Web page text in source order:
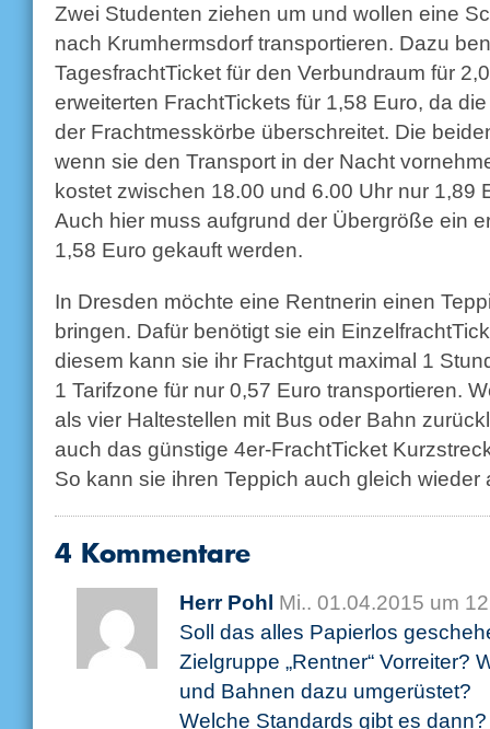
Zwei Studenten ziehen um und wollen eine
nach Krumhermsdorf transportieren. Dazu
TagesfrachtTicket für den Verbundraum für
erweiterten FrachtTickets für 1,58 Euro, da
der Frachtmesskörbe überschreitet. Die
wenn sie den Transport in der Nacht
kostet zwischen 18.00 und 6.00 Uhr nur 1,89
Auch hier muss aufgrund der Übergröße ein
1,58 Euro gekauft werden.
In Dresden möchte eine Rentnerin einen
bringen. Dafür benötigt sie ein
diesem kann sie ihr Frachtgut maximal 1
1 Tarifzone für nur 0,57 Euro transportieren.
als vier Haltestellen mit Bus oder Bahn
auch das günstige 4er-FrachtTicket
So kann sie ihren Teppich auch gleich wieder
4 Kommentare
Herr Pohl Mi.. 01.04.2015 um
Soll das alles Papierlos
Zielgruppe „Rentner“ Vorreiter?
und Bahnen dazu umgerüstet?
Welche Standards gibt es dann?